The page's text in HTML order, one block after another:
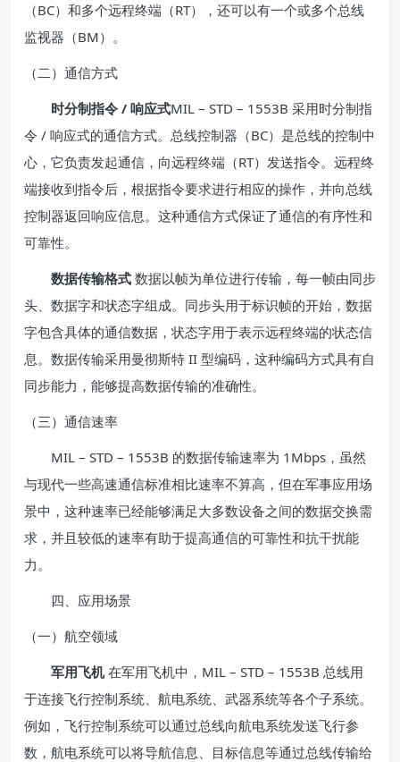
（BC）和多个远程终端（RT），还可以有一个或多个总线
监视器（BM）。
（二）通信方式
时分制指令 / 响应式MIL – STD – 1553B 采用时分制指
令 / 响应式的通信方式。总线控制器（BC）是总线的控制中
心，它负责发起通信，向远程终端（RT）发送指令。远程终
端接收到指令后，根据指令要求进行相应的操作，并向总线
控制器返回响应信息。这种通信方式保证了通信的有序性和
可靠性。
数据传输格式 数据以帧为单位进行传输，每一帧由同步
头、数据字和状态字组成。同步头用于标识帧的开始，数据
字包含具体的通信数据，状态字用于表示远程终端的状态信
息。数据传输采用曼彻斯特 II 型编码，这种编码方式具有自
同步能力，能够提高数据传输的准确性。
（三）通信速率
MIL – STD – 1553B 的数据传输速率为 1Mbps，虽然
与现代一些高速通信标准相比速率不算高，但在军事应用场
景中，这种速率已经能够满足大多数设备之间的数据交换需
求，并且较低的速率有助于提高通信的可靠性和抗干扰能
力。
四、应用场景
（一）航空领域
军用飞机在军用飞机中，MIL – STD – 1553B 总线用
于连接飞行控制系统、航电系统、武器系统等各个子系统。
例如，飞行控制系统可以通过总线向航电系统发送飞行参
数，航电系统可以将导航信息、目标信息等通过总线传输给